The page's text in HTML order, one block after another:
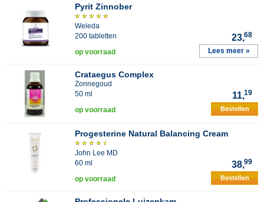
Pyrit Zinnober
Weleda
200 tabletten
23,68
op voorraad Lees meer »
Crataegus Complex
Zonnegoud
50 ml
11,19
op voorraad Bestellen
Progesterine Natural Balancing Cream
John Lee MD
60 ml
38,99
op voorraad Bestellen